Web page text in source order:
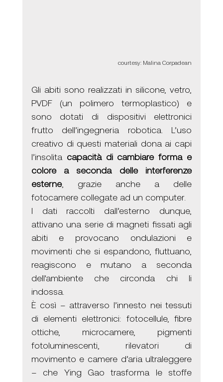
courtesy: Malina Corpadean
Gli abiti sono realizzati in silicone, vetro,
PVDF (un polimero termoplastico) e
sono dotati di dispositivi elettronici
frutto dell’ingegneria robotica. L’uso
creativo di questi materiali dona ai capi
l’insolita capacità di cambiare forma e
colore a seconda delle interferenze
esterne, grazie anche a delle
fotocamere collegate ad un computer.
I dati raccolti dall’esterno dunque,
attivano una serie di magneti fissati agli
abiti e provocano ondulazioni e
movimenti che si espandono, fluttuano,
reagiscono e mutano a seconda
dell'ambiente che circonda chi li
indossa.
È così – attraverso l’innesto nei tessuti
di elementi elettronici: fotocellule, ﬁbre
ottiche, microcamere, pigmenti
fotoluminescenti, rilevatori di
movimento e camere d’aria ultraleggere
– che Ying Gao trasforma le stoffe